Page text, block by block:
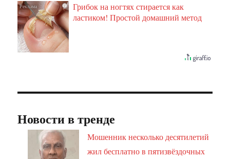
i
Грибок на ногтях стирается как
ластиком! Простой домашний метод
Новости в тренде
Мошенник несколько десятилетий
жил бесплатно в пятизвёздочных